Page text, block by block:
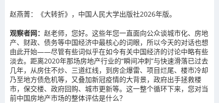
赵燕菁：《大转折》，中国人民大学出版社2026年版。
观察者网： 赵老师，您好。这些年您一直面向公众谈城市化、房地
产、财政、债务等中国经济中最核心的词眼，所以今天的对话也想
由此开始——尽管有些词似乎在如今有关中国经济的讨论中略有些
淡去。距离2020年那场房地产行业的“瞬间冲刺”与快速滑落已过去
几年，从房住不炒、三道红线，到房企爆雷、项目烂尾、楼市冷却
乃至地方债危机等，又叠加新冠疫情的大背景，政府出手拯救楼
市，保交楼、政府回购、城市更新等。这一整个循环下来，您对当
前中国房地产市场的整体评估是什么？